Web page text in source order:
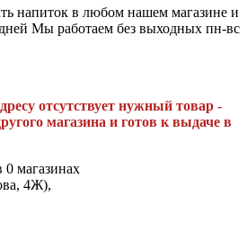
напиток в любом нашем магазине и
дней Мы работаем без выходных пн-вс
отсутствует нужный товар -
магазина и готов к выдаче в
магазинах
4Ж),